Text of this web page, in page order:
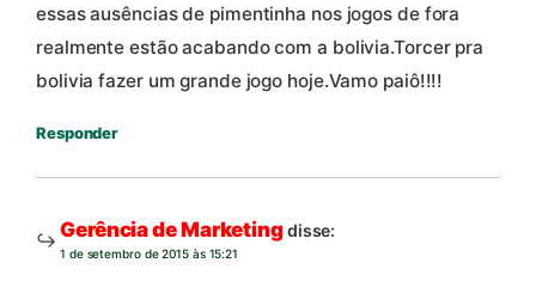
essas ausências de pimentinha nos jogos de fora
realmente estão acabando com a bolivia.Torcer pra
bolivia fazer um grande jogo hoje.Vamo paiô!!!!
Responder
Gerência de Marketingdisse:
1 de setembro de 2015 às 15:21